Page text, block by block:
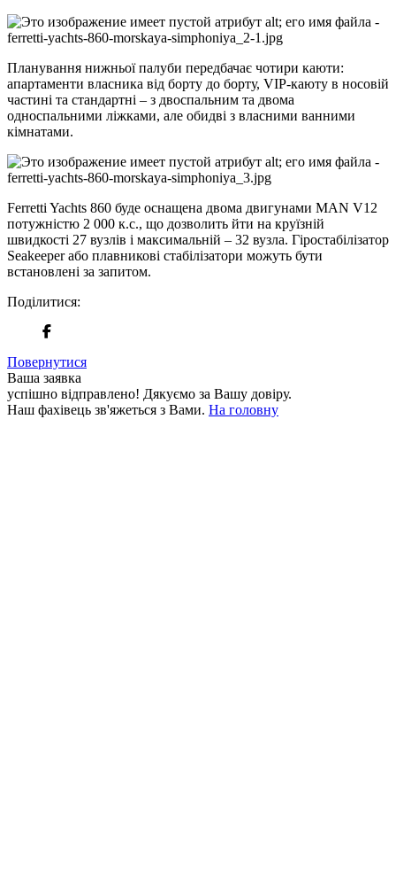
Планування нижньої палуби передбачає чотири каюти:
апартаменти власника від борту до борту, VIP-каюту в носовій
частині та стандартні – з двоспальним та двома
односпальними ліжками, але обидві з власними ванними
кімнатами.
Ferretti Yachts 860 буде оснащена двома двигунами MAN V12
потужністю 2 000 к.с., що дозволить йти на круїзній
швидкості 27 вузлів і максимальній – 32 вузла. Гіростабілізатор
Seakeeper або плавникові стабілізатори можуть бути
встановлені за запитом.
Поділитися:
Повернутися
Ваша заявка
успішно відправлено! Дякуємо за Вашу довіру.
Наш фахівець зв'яжеться з Вами. На головну